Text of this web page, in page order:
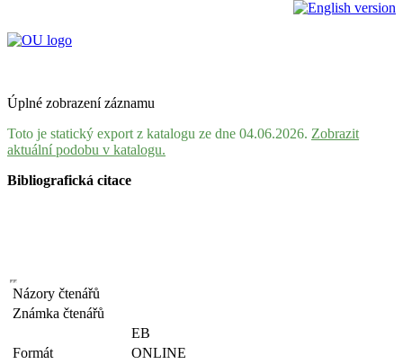
Úplné zobrazení záznamu
Toto je statický export z katalogu ze dne 04.06.2026. Zobrazit
aktuální podobu v katalogu.
Bibliografická citace
Názory čtenářů
Známka čtenářů
EB
Formát
ONLINE